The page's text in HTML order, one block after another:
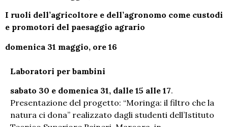
I ruoli dell’agricoltore e dell’agronomo come custodi
e promotori del paesaggio agrario
domenica 31 maggio, ore 16
Laboratori per bambini
sabato 30 e domenica 31, dalle 15 alle 17.
Presentazione del progetto: “Moringa: il filtro che la
natura ci dona” realizzato dagli studenti dell’Istituto